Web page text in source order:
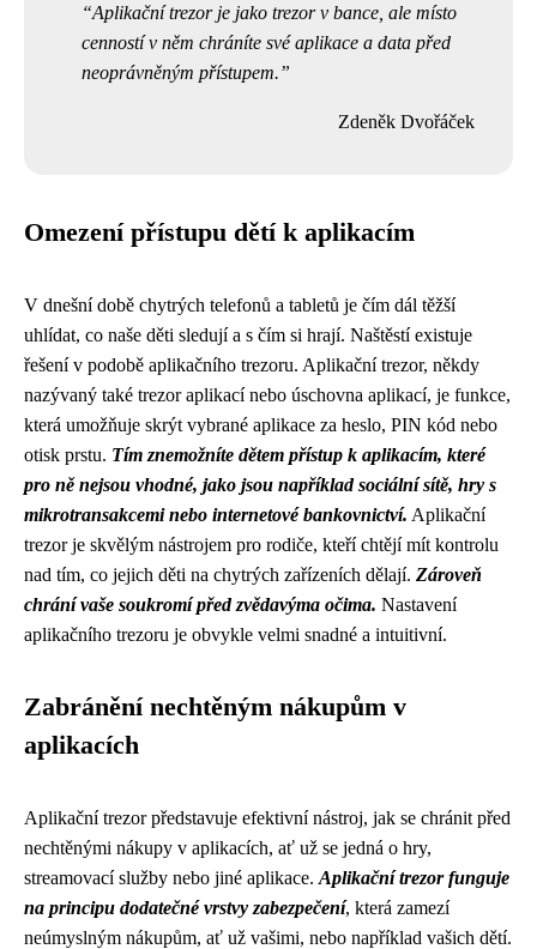
Aplikační trezor je jako trezor v bance, ale místo
cenností v něm chráníte své aplikace a data před
neoprávněným přístupem.
Zdeněk Dvořáček
Omezení přístupu dětí k aplikacím
V dnešní době chytrých telefonů a tabletů je čím dál těžší
uhlídat, co naše děti sledují a s čím si hrají. Naštěstí existuje
řešení v podobě aplikačního trezoru. Aplikační trezor, někdy
nazývaný také trezor aplikací nebo úschovna aplikací, je funkce,
která umožňuje skrýt vybrané aplikace za heslo, PIN kód nebo
otisk prstu. Tím znemožníte dětem přístup k aplikacím, které
pro ně nejsou vhodné, jako jsou například sociální sítě, hry s
mikrotransakcemi nebo internetové bankovnictví. Aplikační
trezor je skvělým nástrojem pro rodiče, kteří chtějí mít kontrolu
nad tím, co jejich děti na chytrých zařízeních dělají. Zároveň
chrání vaše soukromí před zvědavýma očima. Nastavení
aplikačního trezoru je obvykle velmi snadné a intuitivní.
Zabránění nechtěným nákupům v
aplikacích
Aplikační trezor představuje efektivní nástroj, jak se chránit před
nechtěnými nákupy v aplikacích, ať už se jedná o hry,
streamovací služby nebo jiné aplikace. Aplikační trezor funguje
na principu dodatečné vrstvy zabezpečení, která zamezí
neúmyslným nákupům, ať už vašimi, nebo například vašich dětí.